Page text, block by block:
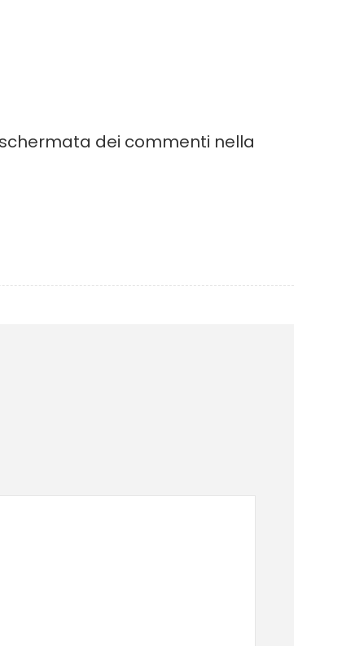
dei commenti nella